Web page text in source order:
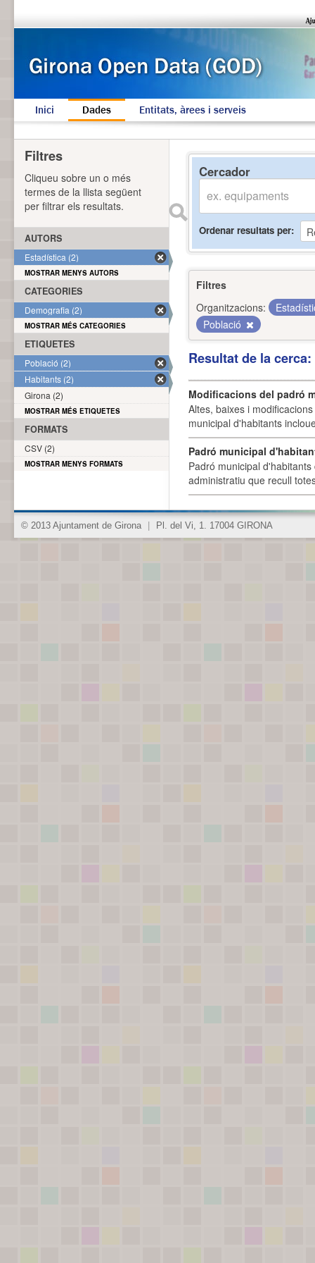
Inici Dades Entitats, àrees i serveis
Cercador
Ordenar resultats per
Filtres
Organitzacions:
Població
Resultat de la
Modificacions del padró
Altes, baixes i
municipal d'habitants
Padró municipal
Padró municipal
administratiu que recull
Filtres
Cliqueu sobre un o més
termes de la llista següent
per filtrar els resultats.
AUTORS
Estadística (2)
MOSTRAR MENYS AUTORS
CATEGORIES
Demografia (2)
MOSTRAR MÉS CATEGORIES
ETIQUETES
Població (2)
Habitants (2)
Girona (2)
MOSTRAR MÉS ETIQUETES
FORMATS
CSV (2)
MOSTRAR MENYS FORMATS
© 2013 Ajuntament de Girona Pl. del Vi, 1. 17004 GIRONA